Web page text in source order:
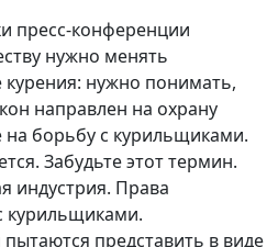
пресс-конференции
нужно менять
нужно понимать,
направлен на охрану
на борьбу с курильщиками.
Забудьте этот термин.
индустрия. Права
курильщиками.
представить в виде